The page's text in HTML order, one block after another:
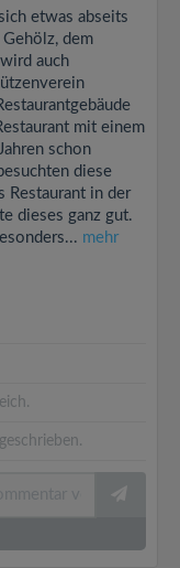
etwas abseits
dem
auch
mit einem
schon
diese
Restaurant in der
dieses ganz gut.
mehr